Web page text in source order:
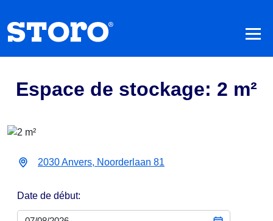
Espace de stockage: 2 m²
2030 Anvers, Noorderlaan 81
Date de début: